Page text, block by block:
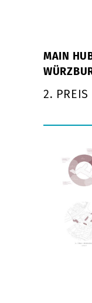
MAIN
2. PREIS